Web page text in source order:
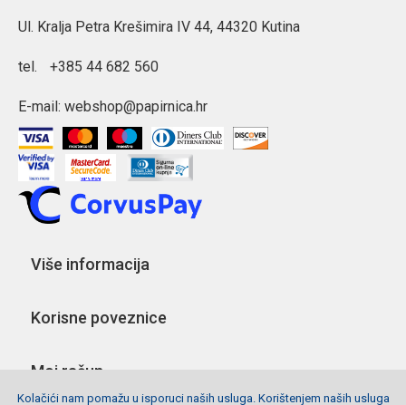
Ul. Kralja Petra Krešimira IV 44, 44320 Kutina
tel. +385 44 682 560
E-mail: webshop@papirnica.hr
Više informacija
Korisne poveznice
Moj račun
Kolačići nam pomažu u isporuci naših usluga. Korištenjem naših usluga